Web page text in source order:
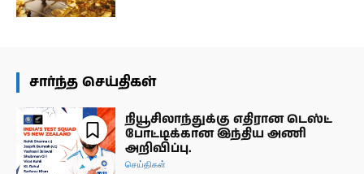
சார்ந்த செய்திகள்
நியூசிலாந்துக்கு எதிரான டெஸ்ட்
போட்டிக்கான இந்திய அணி
அறிவிப்பு.
செய்திகள்